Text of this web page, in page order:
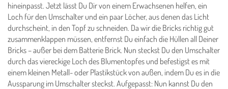
hineinpasst. Jetzt lässt Du Dir von einem Erwachsenen helfen, ein
Loch für den Umschalter und ein paar Löcher, aus denen das Licht
durchscheint, in den Topf zu schneiden. Da wir die Bricks richtig gut
zusammenklappen müssen, entfernst Du einfach die Hüllen all Deiner
Bricks – außer bei dem Batterie Brick. Nun steckst Du den Umschalter
durch das viereckige Loch des Blumentopfes und befestigst es mit
einem kleinen Metall- oder Plastikstück von außen, indem Du es in die
Aussparung im Umschalter steckst. Aufgepasst: Nun kannst Du den